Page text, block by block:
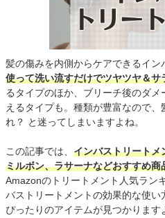
髪の傷みを内側からケアできるイン
使って洗い流すだけでツヤツヤ＆サ
るタイプのほか、ブリーチ後のダ
えるタイプも。種類が豊富なので
れ？ と迷ってしまいますよね。
この記事では、 インバストリートメ
ミルボン、ラサーナなどおすすめ商
Amazonのトリートメント人気ラン
バストリートメントの効果的な使
ぴったりのアイテムが見つかります